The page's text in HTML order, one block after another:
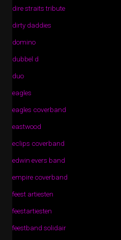
dire straits tribute
dirty daddies
domino
dubbel d
duo
eagles
eagles coverband
eastwood
eclips coverband
edwin evers band
empire coverband
feest artiesten
feestartiesten
feestband solidair